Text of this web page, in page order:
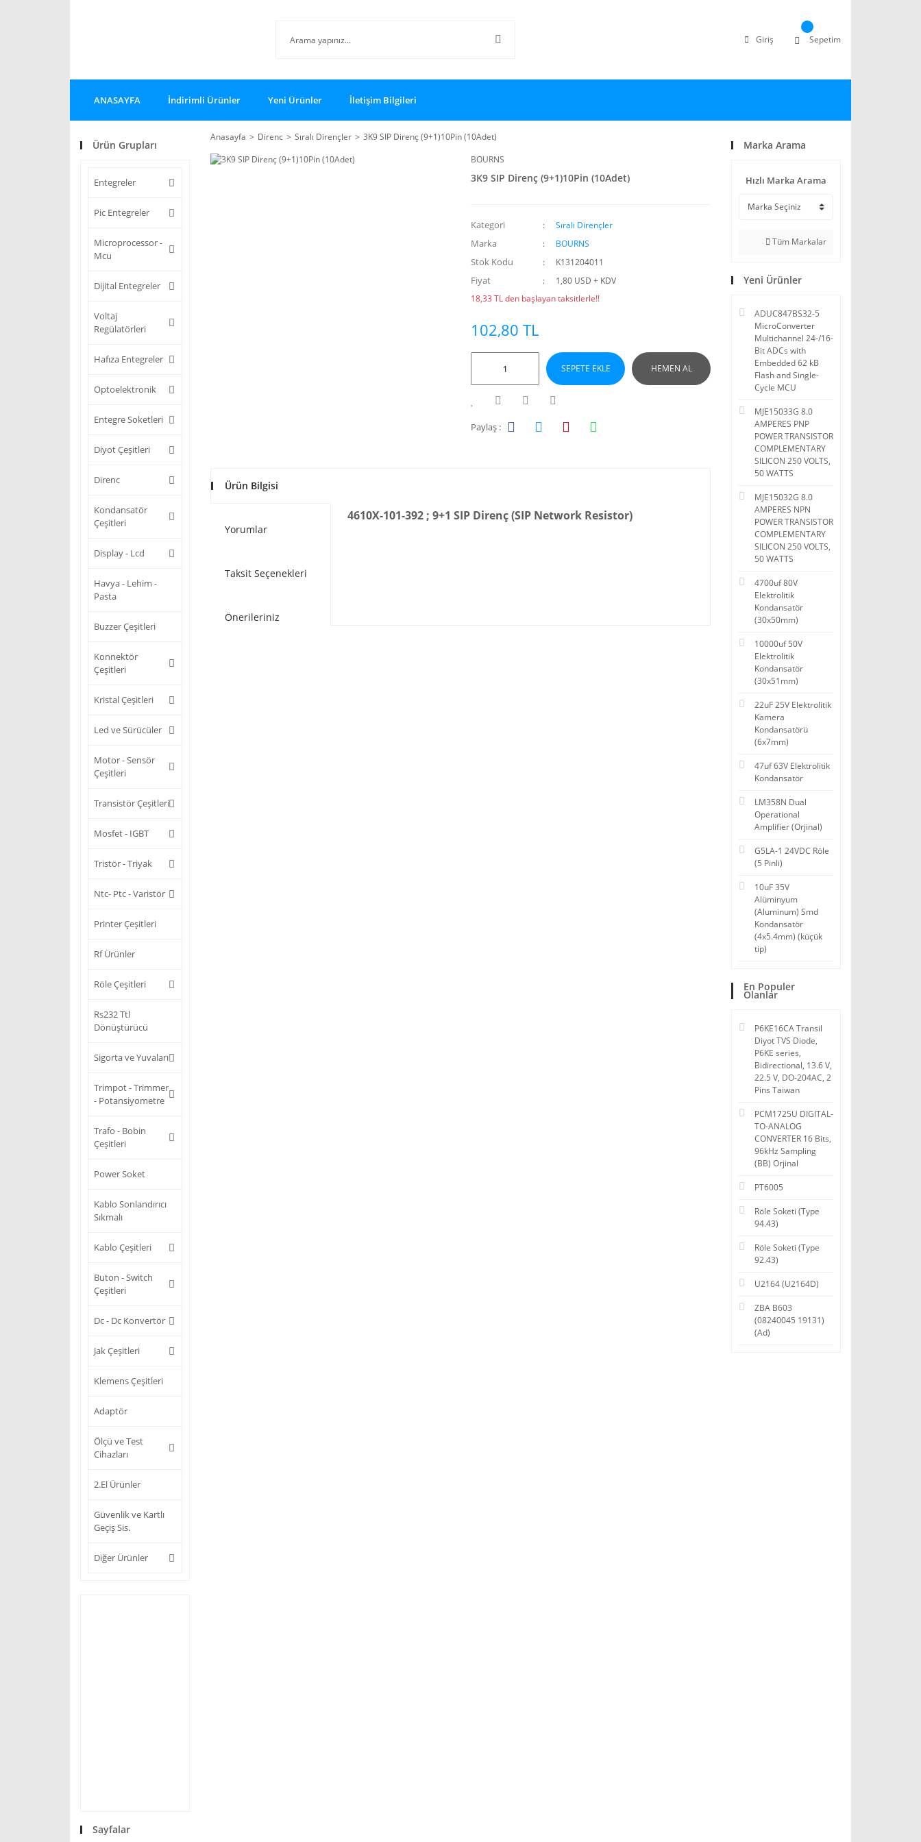
Giriş Sepetim
ANASAYFA İndirimli Ürünler Yeni Ürünler İletişim Bilgileri
Ürün Grupları
Entegreler
Pic Entegreler
Microprocessor -
Mcu
Dijital Entegreler
Voltaj
Regülatörleri
Hafıza Entegreler
Optoelektronik
Entegre Soketleri
Diyot Çeşitleri
Direnc
Kondansatör
Çeşitleri
Display - Lcd
Havya - Lehim -
Pasta
Buzzer Çeşitleri
Konnektör
Çeşitleri
Kristal Çeşitleri
Led ve Sürücüler
Motor - Sensör
Çeşitleri
Transistör Çeşitleri
Mosfet - IGBT
Tristör - Triyak
Ntc- Ptc - Varistör
Printer Çeşitleri
Rf Ürünler
Röle Çeşitleri
Rs232 Ttl
Dönüştürücü
Sigorta ve Yuvaları
Trimpot - Trimmer
- Potansiyometre
Trafo - Bobin
Çeşitleri
Power Soket
Kablo Sonlandırıcı
Sıkmalı
Kablo Çeşitleri
Buton - Switch
Çeşitleri
Dc - Dc Konvertör
Jak Çeşitleri
Klemens Çeşitleri
Adaptör
Ölçü ve Test
Cihazları
2.El Ürünler
Güvenlik ve Kartlı
Geçiş Sis.
Diğer Ürünler
Sayfalar
Anasayfa Direnc Sıralı Dirençler
3K9 SIP Direnç (9+1)10Pin (10Adet)
BOURNS
3K9 SIP Direnç (9+1)10Pin (10Adet)
Kategori Sıralı Dirençler
Marka BOURNS
Stok Kodu K131204011
Fiyat
1,80 USD + KDV
18,33 TL den başlayan taksitlerle!!
102,80 TL
SEPETE EKLE HEMEN AL
Paylaş :
Ürün Bilgisi
Yorumlar
Taksit Seçenekleri
Önerileriniz
4610X-101-392 ; 9+1 SIP Direnç (SIP Network Resistor)
Marka Arama
Hızlı Marka Arama
Tüm Markalar
Yeni Ürünler
ADUC847BS32-5
MicroConverter
Multichannel 24-/16-
Bit ADCs with
Embedded 62 kB
Flash and Single-
Cycle MCU
MJE15033G 8.0
AMPERES PNP
POWER TRANSISTOR
COMPLEMENTARY
SILICON 250 VOLTS,
50 WATTS
MJE15032G 8.0
AMPERES NPN
POWER TRANSISTOR
COMPLEMENTARY
SILICON 250 VOLTS,
50 WATTS
4700uf 80V
Elektrolitik
Kondansatör
(30x50mm)
10000uf 50V
Elektrolitik
Kondansatör
(30x51mm)
22uF 25V Elektrolitik
Kamera
Kondansatörü
(6x7mm)
47uf 63V Elektrolitik
Kondansatör
LM358N Dual
Operational
Amplifier (Orjinal)
G5LA-1 24VDC Röle
(5 Pinli)
10uF 35V
Alüminyum
(Aluminum) Smd
Kondansatör
(4x5.4mm) (küçük
tip)
En Populer
Olanlar
P6KE16CA Transil
Diyot TVS Diode,
P6KE series,
Bidirectional, 13.6 V,
22.5 V, DO-204AC, 2
Pins Taiwan
PCM1725U DIGITAL-
TO-ANALOG
CONVERTER 16 Bits,
96kHz Sampling
(BB) Orjinal
PT6005
Röle Soketi (Type
94.43)
Röle Soketi (Type
92.43)
U2164 (U2164D)
ZBA B603
(08240045 19131)
(Ad)